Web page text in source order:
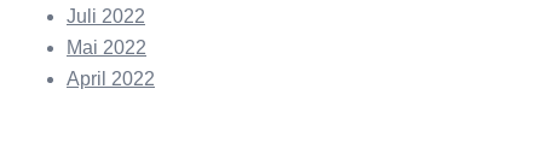
Juli 2022
Mai 2022
April 2022